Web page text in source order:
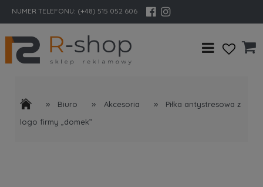
NUMER TELEFONU: (+48) 515 052 606
» Biuro » Akcesoria »
Piłka antystresowa z
logo firmy „domek”